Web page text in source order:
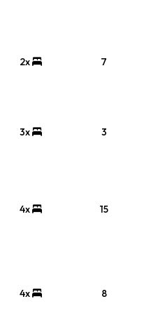
2x 7
3x 3
4x 15
4x 8